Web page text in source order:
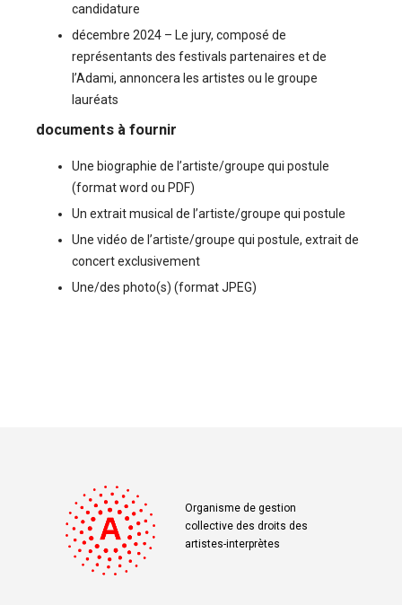
candidature
décembre 2024 – Le jury, composé de
représentants des festivals partenaires et de
l’Adami, annoncera les artistes ou le groupe
lauréats
documents à fournir
Une biographie de l’artiste/groupe qui postule
(format word ou PDF)
Un extrait musical de l’artiste/groupe qui postule
Une vidéo de l’artiste/groupe qui postule, extrait de
concert exclusivement
Une/des photo(s) (format JPEG)
Organisme de gestion
collective des droits des
artistes-interprètes